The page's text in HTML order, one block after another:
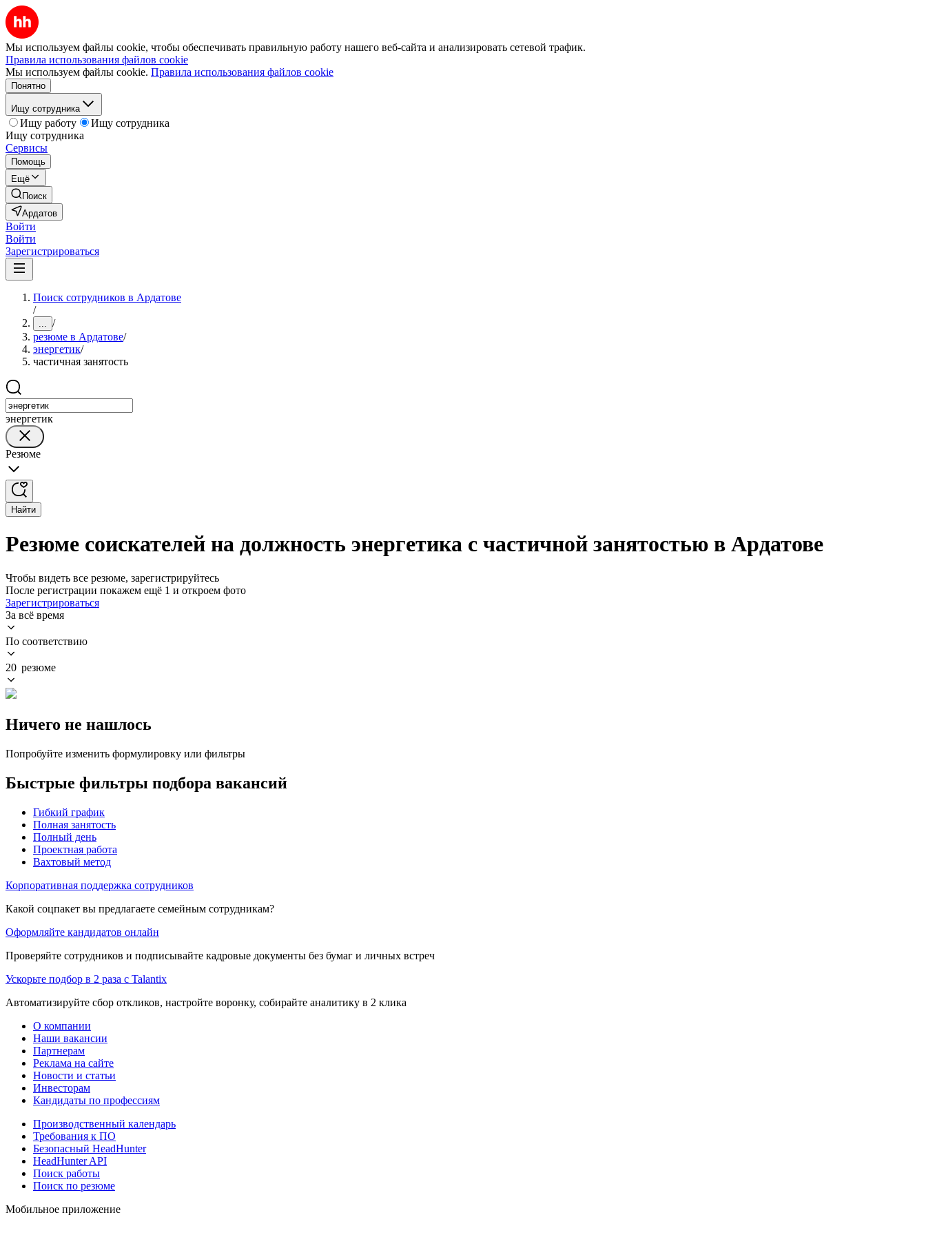
Мы используем файлы cookie, чтобы обеспечивать правильную работу нашего веб-сайта и анализировать сетевой трафик.
Правила использования файлов cookie
Мы используем файлы cookie. Правила использования файлов cookie
Понятно
Ищу сотрудника
Ищу работу
Ищу сотрудника
Ищу сотрудника
Сервисы
Помощь
Ещё
Поиск
Ардатов
Войти
Войти
Зарегистрироваться
Поиск сотрудников в Ардатове
/
... /
резюме в Ардатове/
энергетик/
частичная занятость
энергетик
Резюме
Найти
Резюме соискателей на должность энергетика с частичной занятостью в Ардатове
Чтобы видеть все резюме, зарегистрируйтесь
После регистрации покажем ещё 1 и откроем фото
Зарегистрироваться
За всё время
По соответствию
20 резюме
Ничего не нашлось
Попробуйте изменить формулировку или фильтры
Быстрые фильтры подбора вакансий
Гибкий график
Полная занятость
Полный день
Проектная работа
Вахтовый метод
Корпоративная поддержка сотрудников
Какой соцпакет вы предлагаете семейным сотрудникам?
Оформляйте кандидатов онлайн
Проверяйте сотрудников и подписывайте кадровые документы без бумаг и личных встреч
Ускорьте подбор в 2 раза с Talantix
Автоматизируйте сбор откликов, настройте воронку, собирайте аналитику в 2 клика
О компании
Наши вакансии
Партнерам
Реклама на сайте
Новости и статьи
Инвесторам
Кандидаты по профессиям
Производственный календарь
Требования к ПО
Безопасный HeadHunter
HeadHunter API
Поиск работы
Поиск по резюме
Мобильное приложение